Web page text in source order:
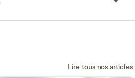
Lire tous nos articles